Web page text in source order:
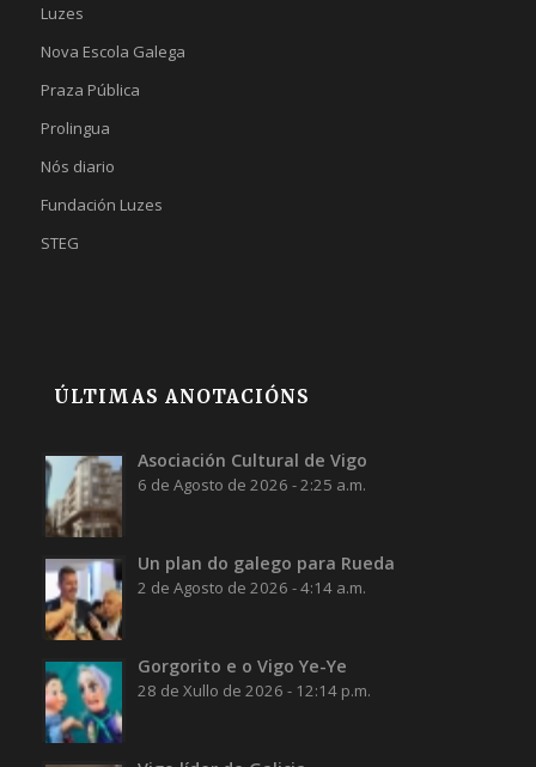
Luzes
Nova Escola Galega
Praza Pública
Prolingua
Nós diario
Fundación Luzes
STEG
ÚLTIMAS ANOTACIÓNS
Asociación Cultural de Vigo
6 de Agosto de 2026 - 2:25 a.m.
Un plan do galego para Rueda
2 de Agosto de 2026 - 4:14 a.m.
Gorgorito e o Vigo Ye-Ye
28 de Xullo de 2026 - 12:14 p.m.